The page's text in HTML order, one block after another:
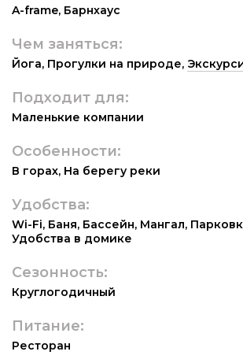
A-frame, Барнхаус
Чем заняться:
Йога, Прогулки на природе,
Подходит для:
Маленькие компании
Особенности:
В горах, На берегу реки
Удобства:
Wi-Fi, Баня, Бассейн, Мангал,
Удобства в домике
Сезонность:
Круглогодичный
Питание:
Ресторан